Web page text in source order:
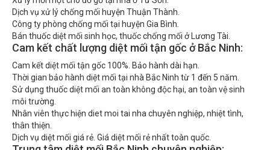
Dịch vụ xử lý chống mối huyện Thuận Thành.
Công ty phòng chống mối tại huyện Gia Bình.
Bán thuốc diệt mối sinh học, thuốc chống mối ở Lương Tài.
Cam kết chất lượng diệt mối tận gốc ở Bắc Ninh:
Cam kết diệt mối tận gốc 100%. Bảo hành dài hạn.
Thời gian bảo hành diệt mối tại nhà Bắc Ninh từ 1 đến 5 năm.
Sử dụng thuốc diệt mối an toàn không độc hại, an toàn vệ sinh
môi trường.
Nhân viên thực hiện diet moi tai nha chuyên nghiệp, nhiệt tình,
thân thiện.
Dịch vụ diệt mối giá rẻ. Giá diệt mối rẻ nhất toàn quốc.
Trung tâm diệt mối Bắc Ninh chuyên nghiệp: